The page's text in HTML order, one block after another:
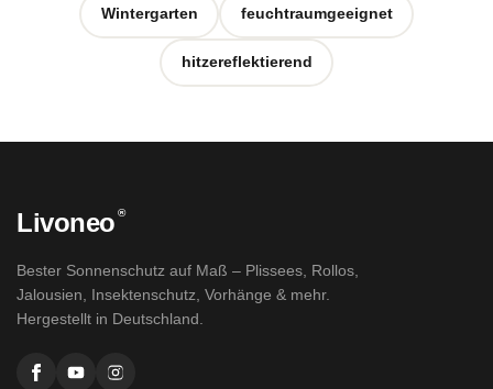
Wintergarten feuchtraumgeeignet
hitzereflektierend
Livoneo ®
Bester Sonnenschutz auf Maß – Plissees, Rollos,
Jalousien, Insektenschutz, Vorhänge & mehr.
Hergestellt in Deutschland.